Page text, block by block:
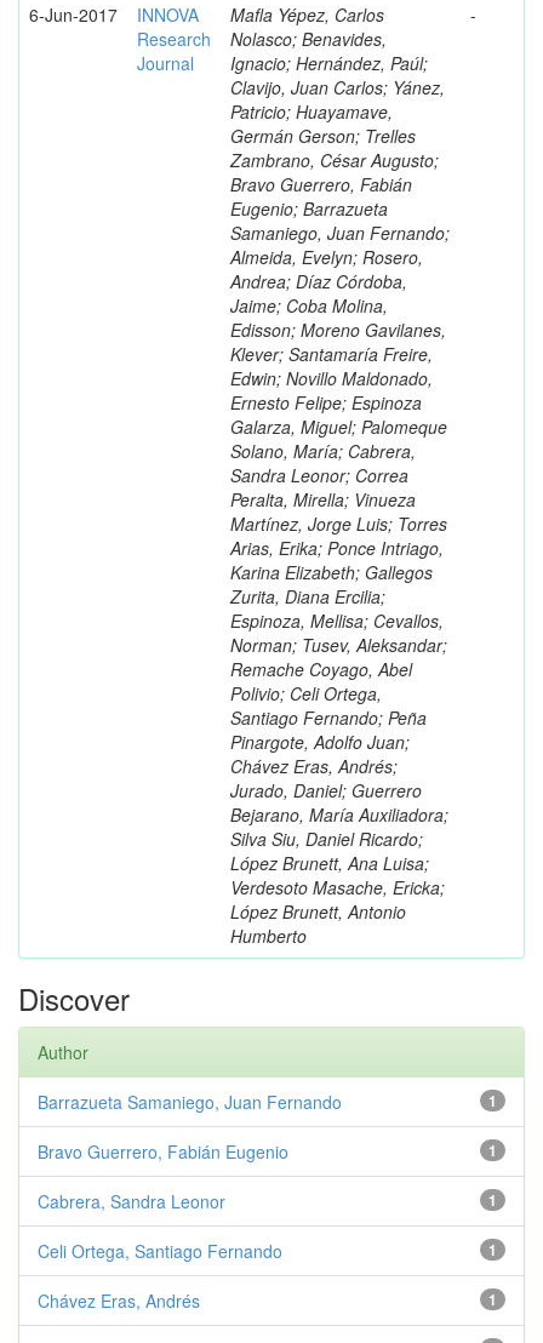
6-Jun-2017
INNOVA
Research
Journal
Mafla Yépez, Carlos
Nolasco; Benavides,
Ignacio; Hernández, Paúl;
Clavijo, Juan Carlos; Yánez,
Patricio; Huayamave,
Germán Gerson; Trelles
Zambrano, César Augusto;
Bravo Guerrero, Fabián
Eugenio; Barrazueta
Samaniego, Juan Fernando;
Almeida, Evelyn; Rosero,
Andrea; Díaz Córdoba,
Jaime; Coba Molina,
Edisson; Moreno Gavilanes,
Klever; Santamaría Freire,
Edwin; Novillo Maldonado,
Ernesto Felipe; Espinoza
Galarza, Miguel; Palomeque
Solano, María; Cabrera,
Sandra Leonor; Correa
Peralta, Mirella; Vinueza
Martínez, Jorge Luis; Torres
Arias, Erika; Ponce Intriago,
Karina Elizabeth; Gallegos
Zurita, Diana Ercilia;
Espinoza, Mellisa; Cevallos,
Norman; Tusev, Aleksandar;
Remache Coyago, Abel
Polivio; Celi Ortega,
Santiago Fernando; Peña
Pinargote, Adolfo Juan;
Chávez Eras, Andrés;
Jurado, Daniel; Guerrero
Bejarano, María Auxiliadora;
Silva Siu, Daniel Ricardo;
López Brunett, Ana Luisa;
Verdesoto Masache, Ericka;
López Brunett, Antonio
Humberto
-
Discover
Author
1
Barrazueta Samaniego, Juan Fernando
1
Bravo Guerrero, Fabián Eugenio
1
Cabrera, Sandra Leonor
1
Celi Ortega, Santiago Fernando
1
Chávez Eras, Andrés